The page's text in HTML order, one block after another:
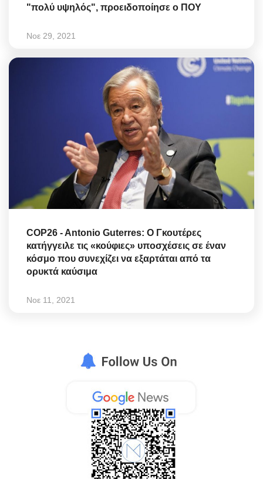
"πολύ υψηλός", προειδοποίησε ο ΠΟΥ
Νοε 29, 2021
COP26 - Antonio Guterres: Ο Γκουτέρες
κατήγγειλε τις «κούφιες» υποσχέσεις σε έναν
κόσμο που συνεχίζει να εξαρτάται από τα
ορυκτά καύσιμα
Νοε 11, 2021